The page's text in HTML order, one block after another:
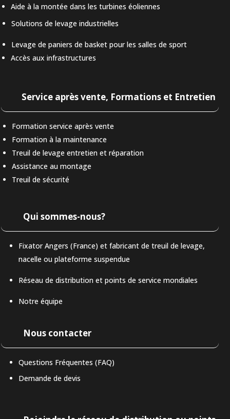
Aide à la montée dans les turbines éoliennes
Solutions de levage industrielles
Levage de paniers de basket pour les salles de sport
Accès aux infrastructures
Service après vente, Formations et Entretien
Formation service après vente
Formation à la maintenance
Treuil de levage entretien et réparation
Assistance au montage
Treuil de sécurité
Qui sommes-nous?
Fixator Angers (France) et fabricant de treuil de levage,
nacelle ou plateforme suspendue
Réseau de distribution et points de service mondiales
Notre équipe
Nous contacter
Questions Fréquentes (FAQ)
Demande de devis